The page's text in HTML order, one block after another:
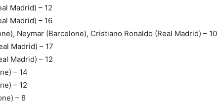
Madrid) – 12
Madrid) – 16
Neymar (Barcelone), Cristiano Ronaldo (Real Madrid) – 10
Madrid) – 17
Madrid) – 12
– 14
– 12
– 8